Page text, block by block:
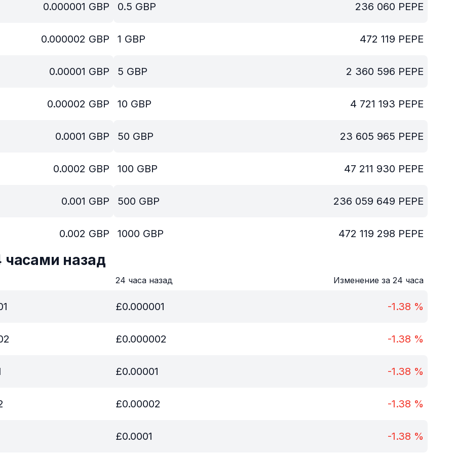
0.000001 GBP
0.000002 GBP
0.00001 GBP
0.00002 GBP
0.0001 GBP
0.0002 GBP
0.001 GBP
0.002 GBP
0.5 GBP 236 060 PEPE
1 GBP 472 119 PEPE
5 GBP 2 360 596 PEPE
10 GBP 4 721 193 PEPE
50 GBP 23 605 965 PEPE
100 GBP 47 211 930 PEPE
500 GBP 236 059 649 PEPE
1000 GBP 472 119 298 PEPE
часами назад
24 часа назад Изменение за 24 часа
£0.000001 -1.38 %
£0.000002 -1.38 %
£0.00001 -1.38 %
£0.00002 -1.38 %
£0.0001 -1.38 %